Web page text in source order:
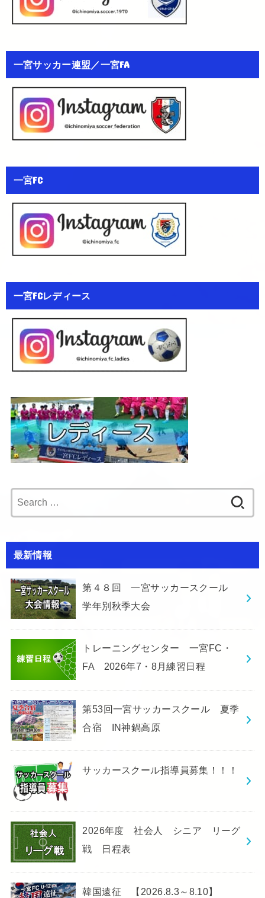
一宮サッカー連盟／一宮FA
一宮FC
一宮FCレディース
for:
最新情報
第４８回 一宮サッカースクール
学年別秋季大会
トレーニングセンター 一宮FC・
FA 2026年7・8月練習日程
第53回一宮サッカースクール 夏季
合宿 IN神鍋高原
サッカースクール指導員募集！！！
2026年度 社会人 シニア リーグ
戦 日程表
韓国遠征 【2026.8.3～8.10】